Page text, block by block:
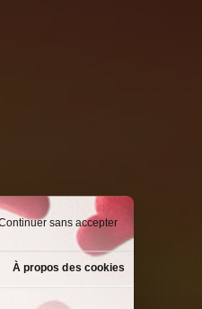
sans accepter
À propos des cookies